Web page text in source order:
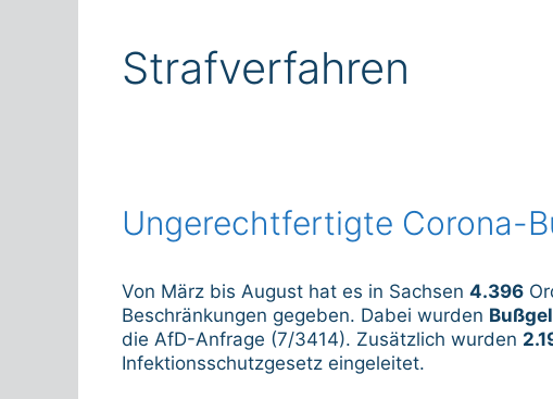
Strafverfahren
Ungerechtfertigte Corona-
Von März bis August hat es in Sachsen 4.396
Beschränkungen gegeben. Dabei wurden
die AfD-Anfrage (7/3414). Zusätzlich wurden
Infektionsschutzgesetz eingeleitet.